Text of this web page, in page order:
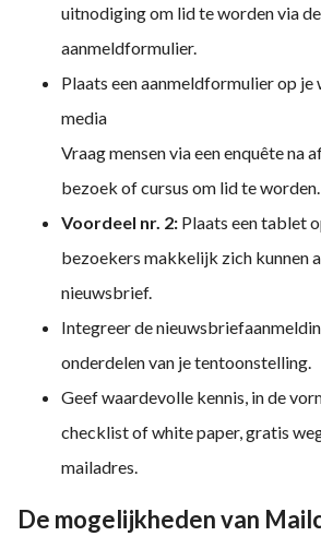
uitnodiging om lid te worden via
aanmeldformulier.
Plaats een aanmeldformulier op je
media
Vraag mensen via een enquête na
bezoek of cursus om lid te worden.
Voordeel nr. 2: Plaats een tablet
bezoekers makkelijk zich kunnen
nieuwsbrief.
Integreer de
onderdelen van je tentoonstelling.
Geef waardevolle kennis, in de
checklist of white paper, gratis
mailadres.
De mogelijkheden van